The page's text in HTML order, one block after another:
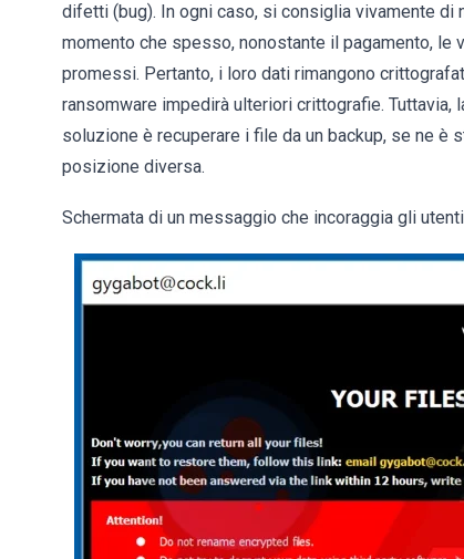
difetti (bug). In ogni caso, si consiglia vivamente
momento che spesso, nonostante il pagamento,
promessi. Pertanto, i loro dati rimangono
ransomware impedirà ulteriori crittografie.
soluzione è recuperare i file da un backup, se ne è
posizione diversa.
Schermata di un messaggio che incoraggia gli